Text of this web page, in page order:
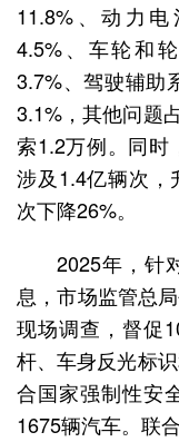
11.8%、动力
4.5%、车轮和
3.7%、驾驶辅助
3.1%，其他问题
索1.2万例。同时
涉及1.4亿辆次，
次下降26%。
2025年，针
息，市场监管总
现场调查，督促
杆、车身反光标
合国家强制性安
1675辆汽车。联